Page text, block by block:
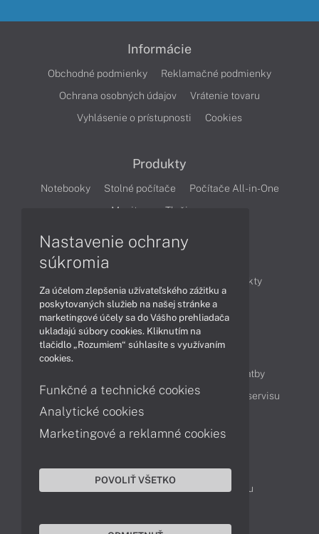
Informácie
Obchodné podmienky
Reklamačné podmienky
Ochrana osobných údajov
Vrátenie tovaru
Vyhlásenie o prístupnosti
Cookies
Produkty
Notebooky Stolné počítače
Počítače All-in-One
Monitory
Tlačiarne
Produkty
Technológie
Videá
Obsah
Možnosti doručenia a platby
Podpora a servis
Servisné služby Cenník servisu
Kontakty
043 4224 771
Obchodné oddelenie
Reklamácia tovaru
Nastavenie ochrany
súkromia
Za účelom zlepšenia užívateľského zážitku a
poskytovaných služieb na našej stránke a
marketingové účely sa do Vášho prehliadača
ukladajú súbory cookies. Kliknutím na
tlačidlo „Rozumiem“ súhlasíte s využívaním
cookies.
Funkčné a technické cookies
Analytické cookies
Marketingové a reklamné cookies
POVOLIŤ VŠETKO